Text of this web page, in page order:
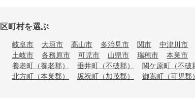
町村を選ぶ
岐阜市 大垣市 高山市 多治見市 関市 中津川市
土岐市
各務原市 可児市 山県市 瑞穂市 本巣市
養老町（養老郡）
垂井町（不破郡） 関ケ原町（不破
北方町（本巣郡）
坂祝町（加茂郡） 御嵩町（可児郡）